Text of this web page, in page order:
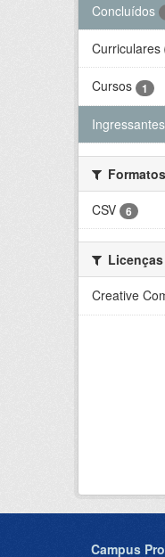
Concluídos
Curriculares
Cursos 1
Ingressantes
Formatos
CSV
6
Licenças
Creative
Campus